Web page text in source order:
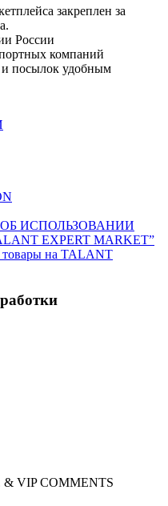
закреплен за
России
компаний
и посылок удобным
ИСПОЛЬЗОВАНИИ
EXPERT MARKET”
товары на TALANT
& VIP COMMENTS